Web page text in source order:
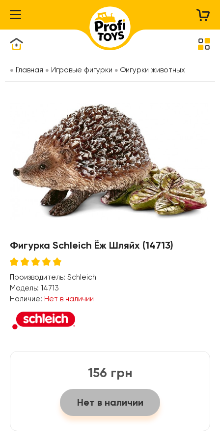
Главная Игровые фигурки Фигурки животных
Фигурка Schleich Ёж Шляйх (14713)
Производитель: Schleich
Модель: 14713
Наличие: Нет в наличии
156 грн
Нет в наличии
Каталог товаров